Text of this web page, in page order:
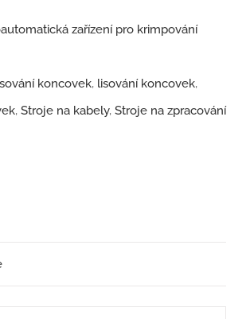
zařízení pro krimpování
koncovek, lisování koncovek,
, Stroje na kabely, Stroje na zpracování